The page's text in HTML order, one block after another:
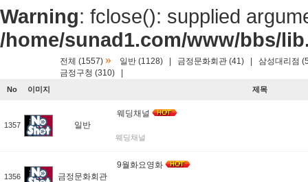
Warning: fclose(): supplied
/home/sunad1.com/www/bbs/
전체 (1557) » 일반 (1128) 금정문화회관 (41)
삼성대리점
금정구청 (310)
No 이미지 제목
1357 일반
웨딩채널
웨딩채널
1356 금정문화회관
9월화요영화